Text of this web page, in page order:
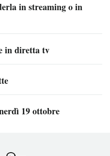
in streaming o in
in diretta tv
19 ottobre